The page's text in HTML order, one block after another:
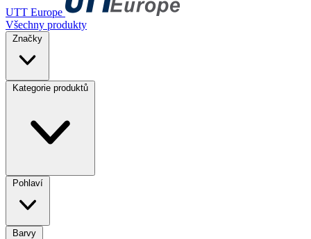
UTT Europe
Všechny produkty
Značky
Kategorie produktů
Pohlaví
Barvy